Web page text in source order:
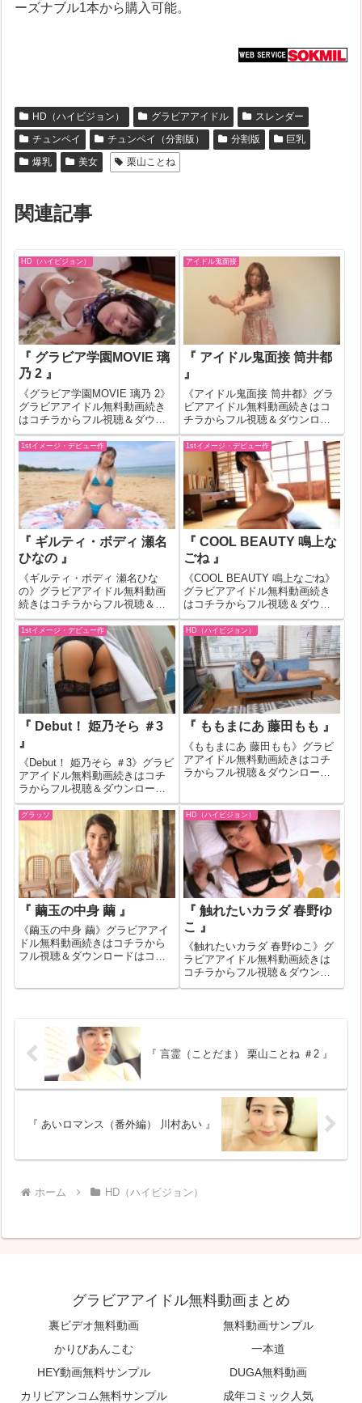
ーズナブル1本から購入可能。
HD（ハイビジョン） グラビアアイドル
スレンダー
チュンペイ
チュンペイ（分割版） 分割版
巨乳
爆乳
美女 栗山ことね
関連記事
HD（ハイビジョン）
『 グラビア学園MOVIE 璃
乃 2 』
《グラビア学園MOVIE 璃乃 2》
グラビアアイドル無料動画続き
はコチラからフル視聴＆ダウン
ロードはコチラへ『グラビア学
園MOVIE 璃乃 2』の作品IDが
318394のグラビアアイドル無料
動画紹介！一部作品はお試し無
料動画が見れない場合も...
アイドル鬼面接
『 アイドル鬼面接 筒井都
』
《アイドル鬼面接 筒井都》グラ
ビアアイドル無料動画続きはコ
チラからフル視聴＆ダウンロー
ドはコチラへ『アイドル鬼面接
筒井都』の作品IDが518361のグ
ラビアアイドル無料動画紹介！
一部作品はお試し無料動画が見
れない場合もあります。その場
合は...
1stイメージ・デビュー作
『 ギルティ・ボディ 瀬名
ひなの 』
《ギルティ・ボディ 瀬名ひな
の》グラビアアイドル無料動画
続きはコチラからフル視聴＆ダ
ウンロードはコチラへ『ギルテ
ィ・ボディ 瀬名ひなの』の作品
IDが545792のグラビアアイドル
無料動画紹介！一部作品はお試
し無料動画が見れない場合もあ
ります...
1stイメージ・デビュー作
『 COOL BEAUTY 鳴上な
ごね 』
《COOL BEAUTY 鳴上なごね》
グラビアアイドル無料動画続き
はコチラからフル視聴＆ダウン
ロードはコチラへ『COOL
BEAUTY 鳴上なごね』の作品ID
が409633のグラビアアイドル無
料動画紹介！一部作品はお試し
無料動画が見れない場...
1stイメージ・デビュー作
『 Debut！ 姫乃そら ＃3
』
《Debut！ 姫乃そら ＃3》グラビ
アアイドル無料動画続きはコチ
ラからフル視聴＆ダウンロード
はコチラへ『Debut！ 姫乃そら
＃3』の作品IDが529407のグラビ
アアイドル無料動画紹介！一部
作品はお試し無料動画が見れな
い場合もあります...
HD（ハイビジョン）
『 ももまにあ 藤田もも 』
《ももまにあ 藤田もも》グラビ
アアイドル無料動画続きはコチ
ラからフル視聴＆ダウンロード
アアイドル無料動画紹介！一部
作品はお試し無料動画が見れな
い場合もあります。その場合は
バナ...
グラッソ
『 繭玉の中身 繭 』
《繭玉の中身 繭》グラビアアイ
ドル無料動画続きはコチラから
フル視聴＆ダウンロードはコチ
クで...
HD（ハイビジョン）
『 触れたいカラダ 春野ゆ
こ 』
《触れたいカラダ 春野ゆこ》グ
ラビアアイドル無料動画続きは
コチラからフル視聴＆ダウンロ
ードはコチラへ『触れたいカラ
の場...
『 言霊（ことだま） 栗山ことね ＃2 』
『 あいロマンス（番外編） 川村あい 』
ホーム HD（ハイビジョン）
グラビアアイドル無料動画まとめ
裏ビデオ無料動画
無料動画サンプル
かりびあんこむ
一本道
HEY動画無料サンプル
DUGA無料動画
カリビアンコム無料サンプル
成年コミック人気